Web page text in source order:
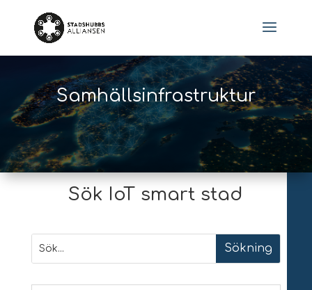
Samhällsinfrastruktur
Sök IoT smart stad